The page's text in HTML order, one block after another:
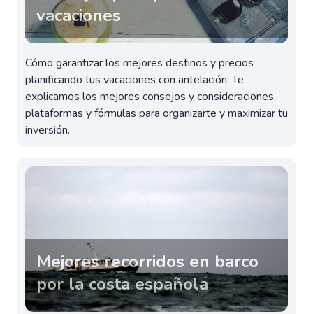
vacaciones
Cómo garantizar los mejores destinos y precios
planificando tus vacaciones con antelación. Te
explicamos los mejores consejos y consideraciones,
plataformas y fórmulas para organizarte y maximizar tu
inversión.
Mejores recorridos en barco
por la costa española